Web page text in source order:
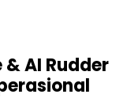
AI Rudder